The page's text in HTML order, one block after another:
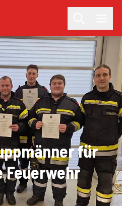
für
Feuerwehr